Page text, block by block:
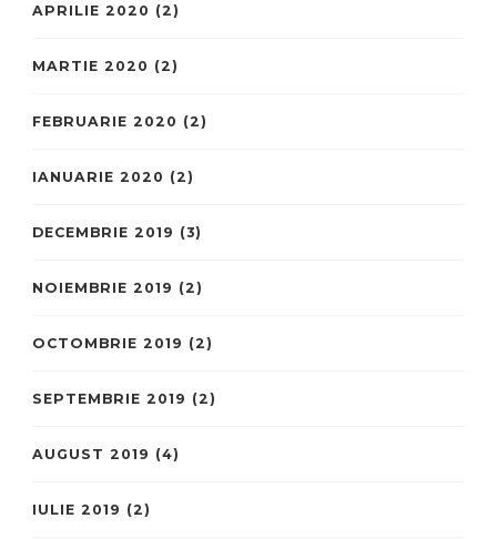
APRILIE 2020 (2)
MARTIE 2020 (2)
FEBRUARIE 2020 (2)
IANUARIE 2020 (2)
DECEMBRIE 2019 (3)
NOIEMBRIE 2019 (2)
OCTOMBRIE 2019 (2)
SEPTEMBRIE 2019 (2)
AUGUST 2019 (4)
IULIE 2019 (2)